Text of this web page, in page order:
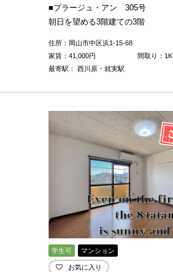
■プラージュ・アン 305号
朝日を望める3階建ての3階
住所：岡山市中区浜1-15-68
家賃： 41,000円
間取り：1K
最寄駅： 西川原・就実駅
学生可 マンション
お気に入り